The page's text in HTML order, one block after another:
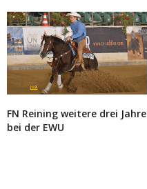
FN Reining weitere drei Jahre
bei der EWU